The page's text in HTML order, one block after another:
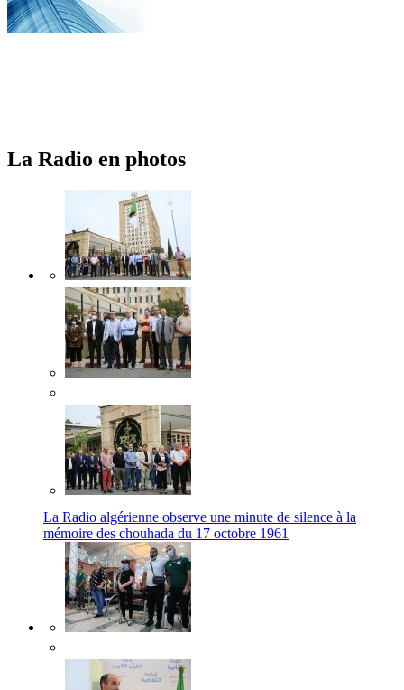
La Radio en photos
La Radio algérienne observe une minute de silence à la
mémoire des chouhada du 17 octobre 1961